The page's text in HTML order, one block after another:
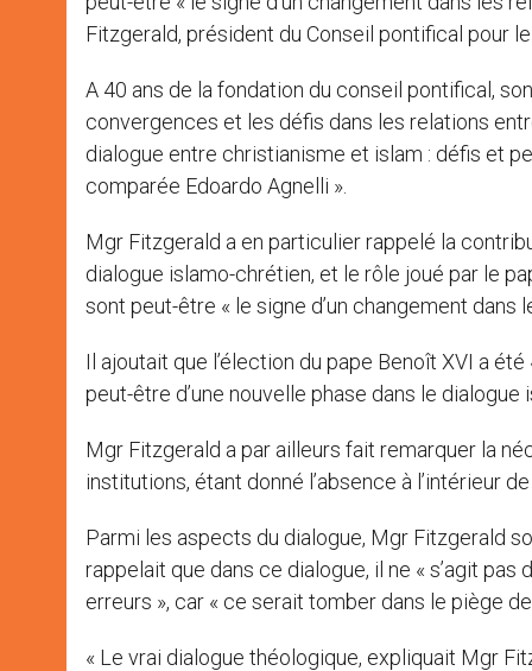
Fitzgerald, président du Conseil pontifical pour
A 40 ans de la fondation du conseil pontifical,
convergences et les défis dans les relations
dialogue entre christianisme et islam : défis et
comparée Edoardo Agnelli ».
Mgr Fitzgerald a en particulier rappelé la
dialogue islamo-chrétien, et le rôle joué par le
sont peut-être « le signe d’un changement dans
Il ajoutait que l’élection du pape Benoît XVI a
peut-être d’une nouvelle phase dans le dialogue
Mgr Fitzgerald a par ailleurs fait remarquer la
institutions, étant donné l’absence à l’intérieur
Parmi les aspects du dialogue, Mgr Fitzgerald
rappelait que dans ce dialogue, il ne « s’agit
erreurs », car « ce serait tomber dans le piège
« Le vrai dialogue théologique, expliquait Mgr